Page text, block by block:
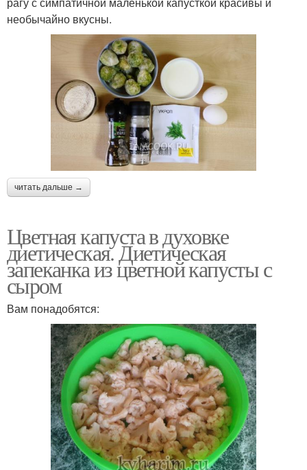
необычайно вкусны.
читать дальше →
Цветная капуста в духовке
диетическая. Диетическая
запеканка из цветной капусты с
сыром
Вам понадобятся: